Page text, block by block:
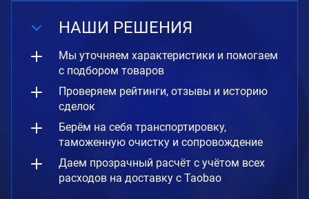
НАШИ РЕШЕНИЯ
Мы уточняем характеристики и помогаем
с подбором товаров
Проверяем рейтинги, отзывы и историю
сделок
Берём на себя транспортировку,
таможенную очистку и сопровождение
Даем прозрачный расчёт с учётом всех
расходов на доставку с Taobao